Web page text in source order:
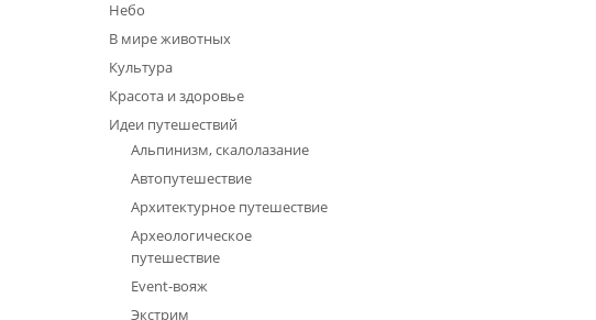
Небо
В мире животных
Культура
Красота и здоровье
Идеи путешествий
Альпинизм, скалолазание
Автопутешествие
Архитектурное путешествие
Археологическое
путешествие
Event-вояж
Экстрим